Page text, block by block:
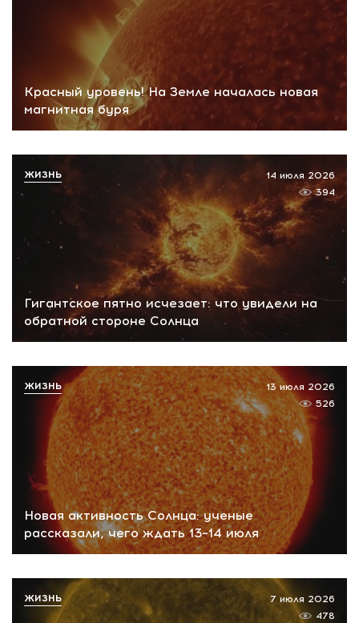
Красный уровень! На Земле началась новая
магнитная буря
Гигантское пятно исчезает: что увидели на
обратной стороне Солнца
14 июля 2026
394
ЖИЗНЬ
Новая активность Солнца: ученые
рассказали, чего ждать 13–14 июля
13 июля 2026
526
ЖИЗНЬ
7 июля 2026
478
ЖИЗНЬ